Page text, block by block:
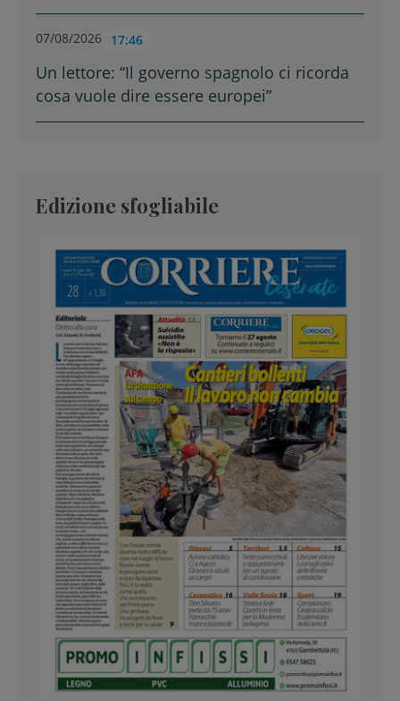
07/08/2026 17:46
Un lettore: “Il governo spagnolo ci ricorda
cosa vuole dire essere europei”
Edizione sfogliabile